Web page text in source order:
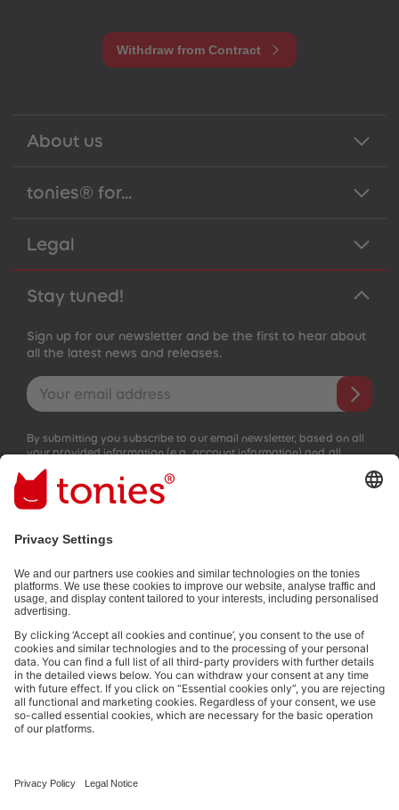
Withdraw from Contract
About us
tonies® for...
Legal
Stay tuned!
Sign up for our newsletter and be the first to hear about
all the latest news and releases.
Email address
By submitting you subscribe to our email newsletter, based on all
your provided information (e.g. account information) and all
interaction information provided by you for advertising purposes
(e.g. playtime information). You can unsubscribe at any time free
of charge.
Privacy policy.
Payment methods:
Social media links
The use of the Content for text and data mining of (generative) AI